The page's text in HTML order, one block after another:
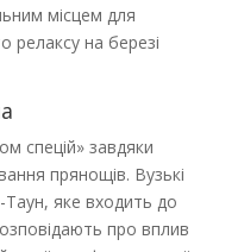
місцем для
релаксу на березі
спецій» завдяки
прянощів. Вузькі
Таун, яке входить до
про вплив